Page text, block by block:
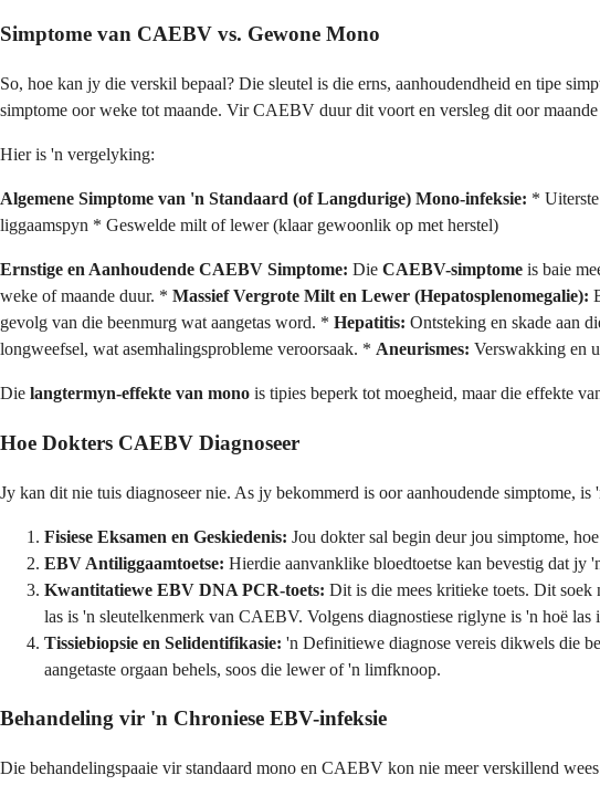
Simptome van CAEBV vs. Gewone Mono
So, hoe kan jy die verskil bepaal? Die sleutel is die erns, aanhoudendheid en tipe
simptome oor weke tot maande. Vir CAEBV duur dit voort en versleg dit oor maande
Hier is 'n vergelyking:
Algemene Simptome van 'n Standaard (of Langdurige) Mono-infeksie: *
liggaamspyn * Geswelde milt of lewer (klaar gewoonlik op met herstel)
Ernstige en Aanhoudende CAEBV Simptome: Die CAEBV-simptome is baie
weke of maande duur. * Massief Vergrote Milt en Lewer (Hepatosplenomegalie):
gevolg van die beenmurg wat aangetas word. * Hepatitis: Ontsteking en skade aan
longweefsel, wat asemhalingsprobleme veroorsaak. * Aneurismes: Verswakking en
Die langtermyn-effekte van mono is tipies beperk tot moegheid, maar die effekte
Hoe Dokters CAEBV Diagnoseer
Jy kan dit nie tuis diagnoseer nie. As jy bekommerd is oor aanhoudende simptome,
Fisiese Eksamen en Geskiedenis: Jou dokter sal begin deur jou simptome,
EBV Antiliggaamtoetse: Hierdie aanvanklike bloedtoetse kan bevestig dat
Kwantitatiewe EBV DNA PCR-toets: Dit is die mees kritieke toets. Dit
las is 'n sleutelkenmerk van CAEBV. Volgens diagnostiese riglyne is 'n hoë
Tissiebiopsie en Selidentifikasie: 'n Definitiewe diagnose vereis dikwels die
aangetaste orgaan behels, soos die lewer of 'n limfknoop.
Behandeling vir 'n Chroniese EBV-infeksie
Die behandelingspaaie vir standaard mono en CAEBV kon nie meer verskillend